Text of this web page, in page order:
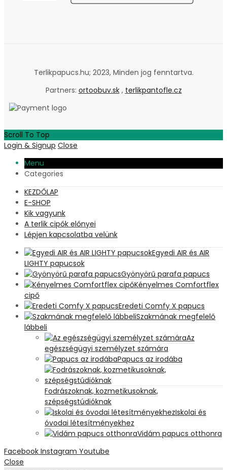
Terlikpapucs.hu; 2023, Minden jog fenntartva.
Partners: ortoobuv.sk, terlikpantofle.cz
Scroll To Top
Login & Signup Close
Menu
Categories
KEZDŐLAP
E-SHOP
Kik vagyunk
A terlik cipők előnyei
Lépjen kapcsolatba velünk
Egyedi AIR és AIR
LIGHTY papucsok
Gyönyörű parafa papucs
Kényelmes Comfortflex
cipő
Eredeti Comfy X papucs
Szakmának megfelelő
lábbeli
Az
egészségügyi személyzet számára
Papucs az irodába
Fodrászoknak, kozmetikusoknak,
szépségstúdióknak
Iskolai és
óvodai létesítményekhez
Vidám papucs otthonra
Facebook Instagram Youtube
Close